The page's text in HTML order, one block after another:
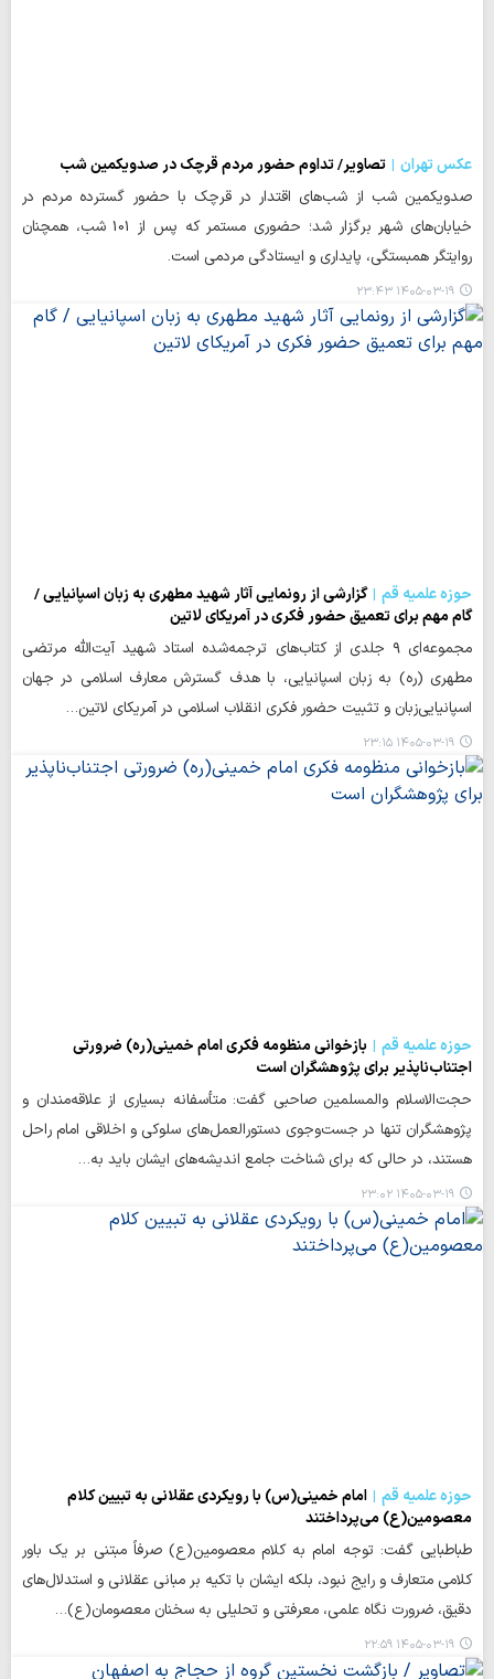
عکس تهران
تصاویر/ تداوم حضور مردم قرچک در صدویکمین شب
صدویکمین شب از شب‌های اقتدار در قرچک با حضور گسترده مردم در
خیابان‌های شهر برگزار شد؛ حضوری مستمر که پس از 101 شب، همچنان
روایتگر همبستگی، پایداری و ایستادگی مردمی است.
۱۴۰۵-۰۳-۱۹ ۲۳:۴۳
حوزه علمیه قم
گزارشی از رونمایی آثار شهید مطهری به زبان اسپانیایی /
گام مهم برای تعمیق حضور فکری در آمریکای لاتین
مجموعه‌ای ۹ جلدی از کتاب‌های ترجمه‌شده استاد شهید آیت‌الله مرتضی
مطهری (ره) به زبان اسپانیایی، با هدف گسترش معارف اسلامی در جهان
اسپانیایی‌زبان و تثبیت حضور فکری انقلاب اسلامی در آمریکای لاتین…
۱۴۰۵-۰۳-۱۹ ۲۳:۱۵
حوزه علمیه قم
بازخوانی منظومه فکری امام خمینی(ره) ضرورتی
اجتناب‌ناپذیر برای پژوهشگران است
حجت‌الاسلام والمسلمین صاحبی گفت: متأسفانه بسیاری از علاقه‌مندان و
پژوهشگران تنها در جست‌وجوی دستورالعمل‌های سلوکی و اخلاقی امام راحل
هستند، در حالی که برای شناخت جامع اندیشه‌های ایشان باید به…
۱۴۰۵-۰۳-۱۹ ۲۳:۰۲
حوزه علمیه قم
امام خمینی(س) با رویکردی عقلانی به تبیین کلام
معصومین(ع) می‌پرداختند
طباطبایی گفت: توجه امام به کلام معصومین(ع) صرفاً مبتنی بر یک باور
کلامی متعارف و رایج نبود، بلکه ایشان با تکیه بر مبانی عقلانی و استدلال‌های
دقیق، ضرورت نگاه علمی، معرفتی و تحلیلی به سخنان معصومان(ع)…
۱۴۰۵-۰۳-۱۹ ۲۲:۵۹